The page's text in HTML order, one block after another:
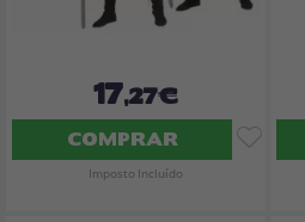
17,27€
COMPRAR
Imposto Incluído